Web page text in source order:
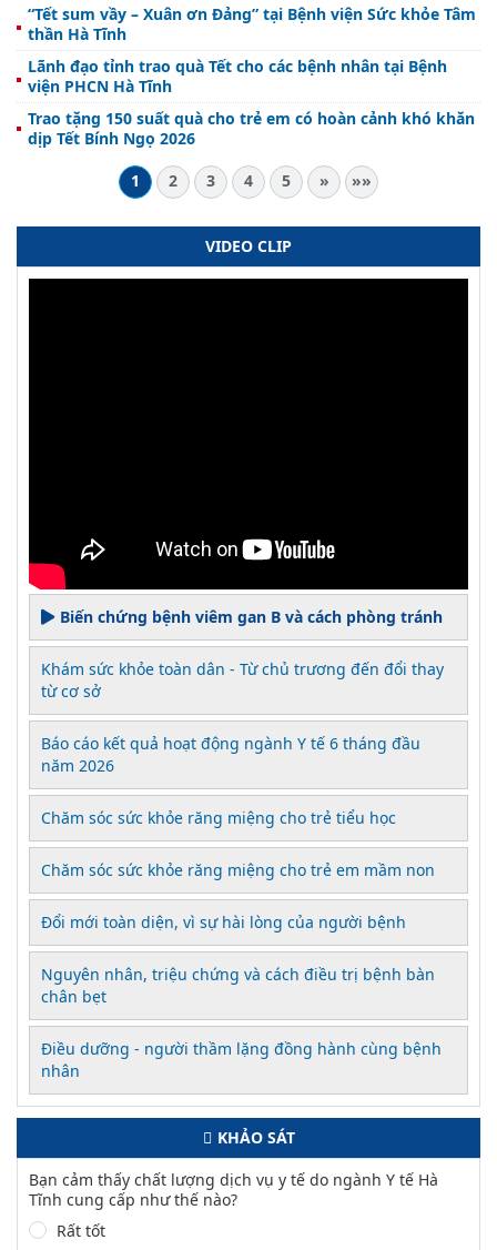
“Tết sum vầy – Xuân ơn Đảng” tại Bệnh viện Sức khỏe Tâm
thần Hà Tĩnh
Lãnh đạo tỉnh trao quà Tết cho các bệnh nhân tại Bệnh
viện PHCN Hà Tĩnh
Trao tặng 150 suất quà cho trẻ em có hoàn cảnh khó khăn
dịp Tết Bính Ngọ 2026
1
2 3 4 5 » »»
VIDEO CLIP
Biến chứng bệnh viêm gan B và cách phòng tránh
Khám sức khỏe toàn dân - Từ chủ trương đến đổi thay
từ cơ sở
Báo cáo kết quả hoạt động ngành Y tế 6 tháng đầu
năm 2026
Chăm sóc sức khỏe răng miệng cho trẻ tiểu học
Chăm sóc sức khỏe răng miệng cho trẻ em mầm non
Đổi mới toàn diện, vì sự hài lòng của người bệnh
Nguyên nhân, triệu chứng và cách điều trị bệnh bàn
chân bẹt
Điều dưỡng - người thầm lặng đồng hành cùng bệnh
nhân
KHẢO SÁT
Bạn cảm thấy chất lượng dịch vụ y tế do ngành Y tế Hà
Tĩnh cung cấp như thế nào?
Rất tốt